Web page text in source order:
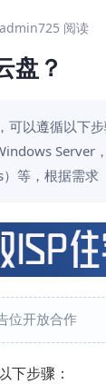
725 阅读
盘？
可以遵循以下
Server
等，根据需求
位开放合作
下步骤：